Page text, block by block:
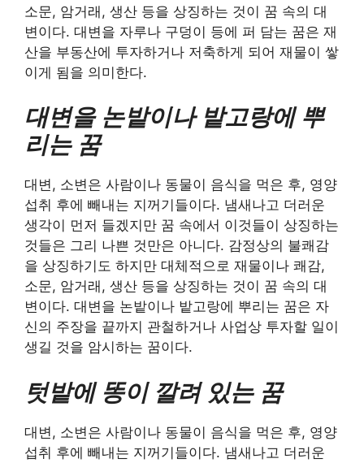
소문, 암거래, 생산 등을 상징하는 것이 꿈 속의 대
변이다. 대변을 자루나 구덩이 등에 퍼 담는 꿈은 재
산을 부동산에 투자하거나 저축하게 되어 재물이 쌓
이게 됨을 의미한다.
대변을 논밭이나 밭고랑에 뿌
리는 꿈
대변, 소변은 사람이나 동물이 음식을 먹은 후, 영양
섭취 후에 빼내는 지꺼기들이다. 냄새나고 더러운
생각이 먼저 들겠지만 꿈 속에서 이것들이 상징하는
것들은 그리 나쁜 것만은 아니다. 감정상의 불쾌감
을 상징하기도 하지만 대체적으로 재물이나 쾌감,
소문, 암거래, 생산 등을 상징하는 것이 꿈 속의 대
변이다. 대변을 논밭이나 밭고랑에 뿌리는 꿈은 자
신의 주장을 끝까지 관철하거나 사업상 투자할 일이
생길 것을 암시하는 꿈이다.
텃밭에 똥이 깔려 있는 꿈
대변, 소변은 사람이나 동물이 음식을 먹은 후, 영양
섭취 후에 빼내는 지꺼기들이다. 냄새나고 더러운